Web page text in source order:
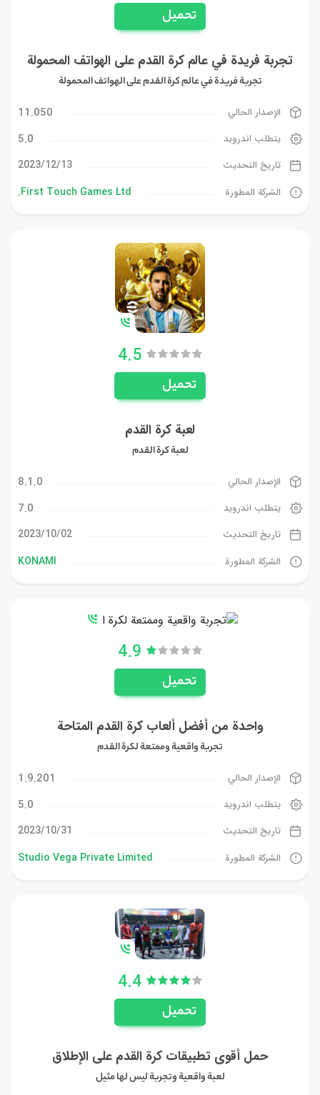
تحميل
تجربة فريدة في عالم كرة القدم على الهواتف المحمولة
تجربة فريدة في عالم كرة القدم على الهواتف المحمولة
الإصدار الحالي 11.050
يتطلب اندرويد 5.0
تاريخ التحديث 13‏/12‏/2023
الشركة المطورة First Touch Games Ltd.
4.5
تحميل
لعبة كرة القدم
لعبة كرة القدم
الإصدار الحالي 8.1.0
يتطلب اندرويد 7.0
تاريخ التحديث 02‏/10‏/2023
الشركة المطورة KONAMI
4.9
تحميل
واحدة من أفضل ألعاب كرة القدم المتاحة
تجربة واقعية وممتعة لكرة القدم
الإصدار الحالي 1.9.201
يتطلب اندرويد 5.0
تاريخ التحديث 31‏/10‏/2023
الشركة المطورة Studio Vega Private Limited
4.4
تحميل
حمل أقوى تطبيقات كرة القدم على الإطلاق
لعبة واقعية وتجربة ليس لها مثيل